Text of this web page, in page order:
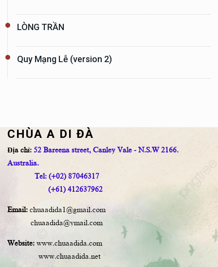
LÒNG TRẦN
Quy Mạng Lễ (version 2)
CHÙA A DI ĐÀ
Địa chỉ: 52 Bareena street, Canley Vale - N.S.W 2166.
Australia.
Tel: (+02) 87046317
(+61) 412637962
Email: chuaadida1@gmail.com
chuaadida@ymail.com
Website: www.chuaadida.com
www.chuaadida.net